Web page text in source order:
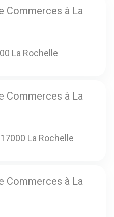
Commerces à La
La Rochelle
Commerces à La
La Rochelle
Commerces à La